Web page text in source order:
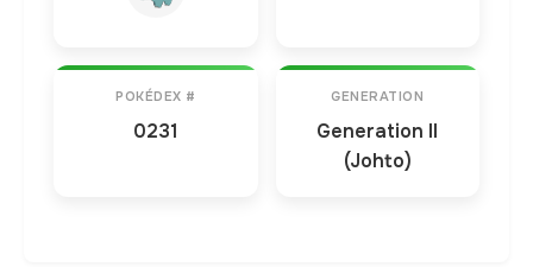
POKÉDEX #
0231
GENERATION
Generation II
(Johto)